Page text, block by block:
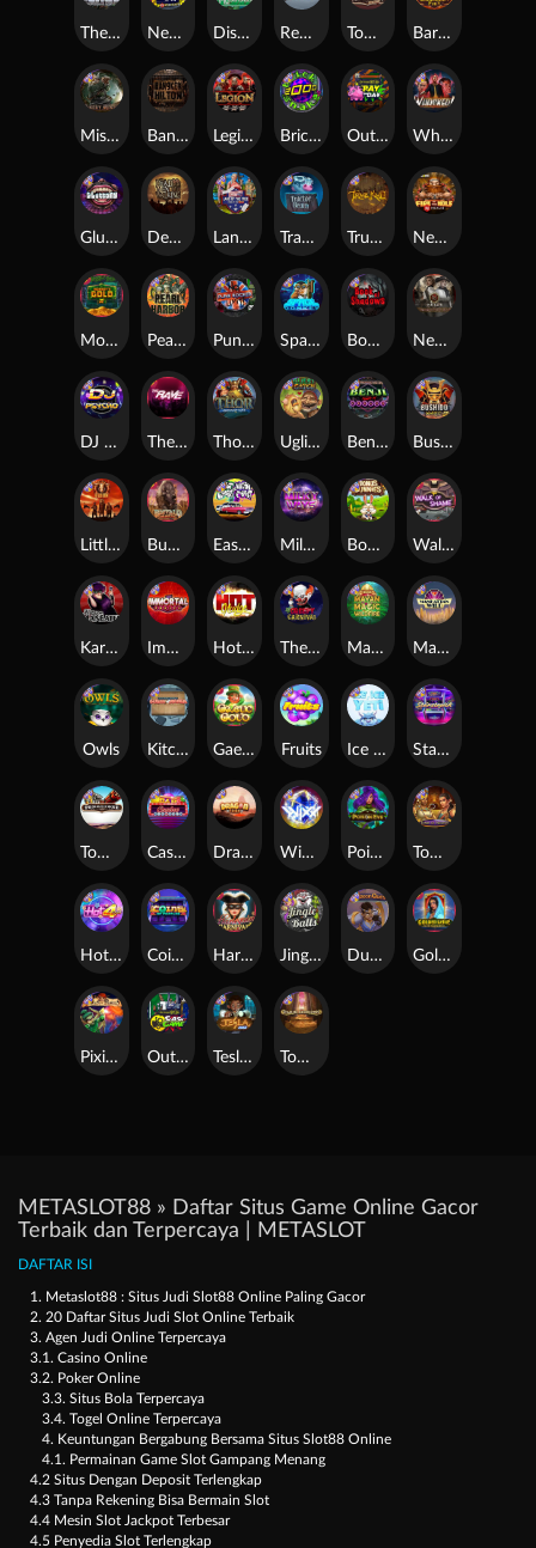
Nexus Fire In The Hole xBomb
Dead Men Walking
Bangkok Hilton
Nexus Outsourced
Nexus Tombstone RIP
Outsourced: Payday
Tombstone No Mercy
Manhattan Goes Wild
Book Of Shadows
Tractor Beam
Casino Win Spin
The Cage
Hot Nudge
Space Donkey
Land of the Free
Brick Snake 2000
Starstruck
Monkey's Gold xPays
Little Bighorn
Benji Killed in Vegas
Barbarian Fury
Poison Eve Tomb of Nefertiti
Tomb of Akhenaten
Golden Genie And The Walking Wilds
Dragon Tribe
Immortal Fruits
Tesla Jolt
Dungeon Quest
Coins of Fortune
Gluttony
Mayan Magic Wildfire
WiXX
Outsourced: Slash Game
Legion X
Fruits
Bonus Bunnies
Disturbed
DJ Psycho
Hot 4 Cash
Buffalo Hunter
Tombstone
Owls
Punk Rocker
Milky Ways
Gaelic Gold
East Coast Vs West Coast
The Creepy Carnival
Pearl Harbor
Whacked
Jingle Balls
Harlequin Carnival
Walk of Shame
Misery Mining
Kitchen Drama: Sushi Mania
Pixies vs Pirates
Thor: Hammer Time
Ice Ice Yeti
Remember Gulag
Karen Maneater
True kult
Bushido Way xNudge
Ugliest Catch
The Rave
METASLOT88 » Daftar Situs Game Online Gacor
Terbaik dan Terpercaya | METASLOT
DAFTAR ISI
1. Metaslot88 : Situs Judi Slot88 Online Paling Gacor
2. 20 Daftar Situs Judi Slot Online Terbaik
3. Agen Judi Online Terpercaya
3.1. Casino Online
3.2. Poker Online
3.3. Situs Bola Terpercaya
3.4. Togel Online Terpercaya
4. Keuntungan Bergabung Bersama Situs Slot88 Online
4.1. Permainan Game Slot Gampang Menang
4.2 Situs Dengan Deposit Terlengkap
4.3 Tanpa Rekening Bisa Bermain Slot
4.4 Mesin Slot Jackpot Terbesar
4.5 Penyedia Slot Terlengkap